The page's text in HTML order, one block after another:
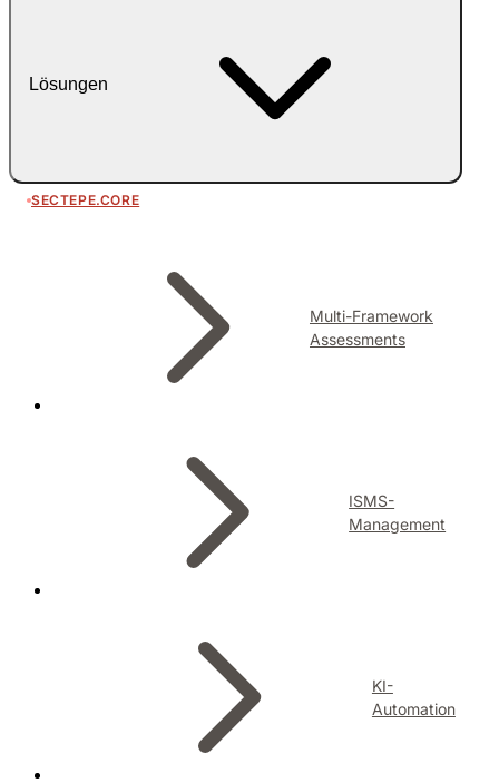
Lösungen
SECTEPE.CORE
Multi-Framework
Assessments
ISMS-
Management
KI-
Automation